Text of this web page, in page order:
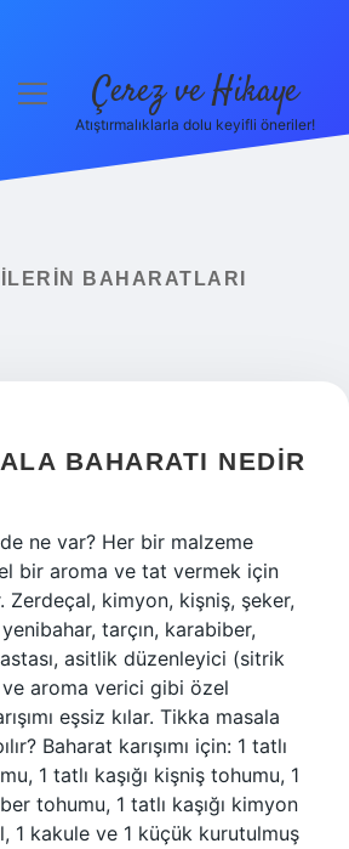
menüyü Çerez ve Hikaye
Atıştırmalıklarla dolu keyifli öneriler!
BAHARATLARI
BAHARATI NEDIR
ne var? Her bir malzeme
bir aroma ve tat vermek için
Zerdeçal, kimyon, kişniş, şeker,
yenibahar, tarçın, karabiber,
asitlik düzenleyici (sitrik
aroma verici gibi özel
eşsiz kılar. Tikka masala
Baharat karışımı için: 1 tatlı
1 tatlı kaşığı kişniş tohumu, 1
tohumu, 1 tatlı kaşığı kimyon
1 kakule ve 1 küçük kurutulmuş